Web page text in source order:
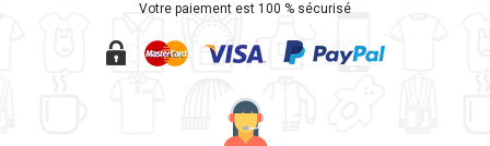
Votre paiement est 100 % sécurisé